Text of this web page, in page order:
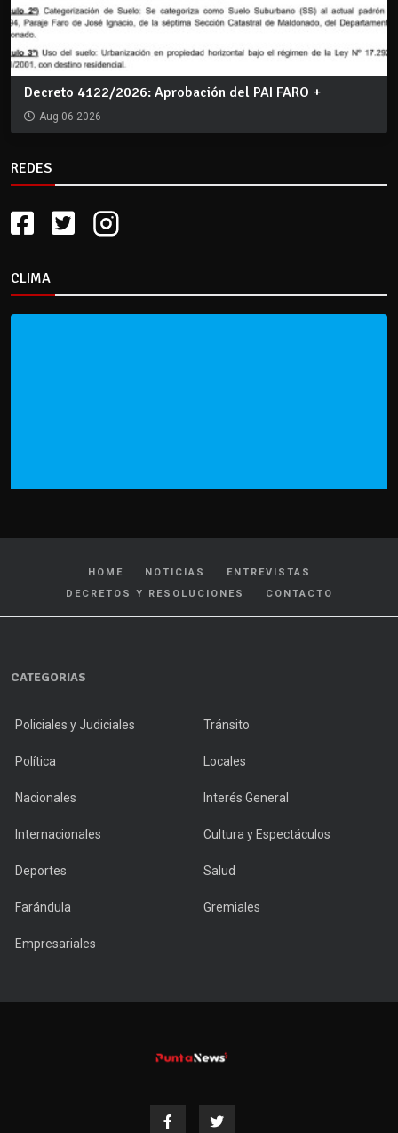
Decreto 4122/2026: Aprobación del PAI FARO +
Aug 06 2026
REDES
CLIMA
HOME NOTICIAS
ENTREVISTAS
DECRETOS Y RESOLUCIONES
CONTACTO
CATEGORIAS
Policiales y Judiciales Tránsito
Política Locales
Nacionales Interés General
Internacionales Cultura y Espectáculos
Deportes Salud
Farándula Gremiales
Empresariales